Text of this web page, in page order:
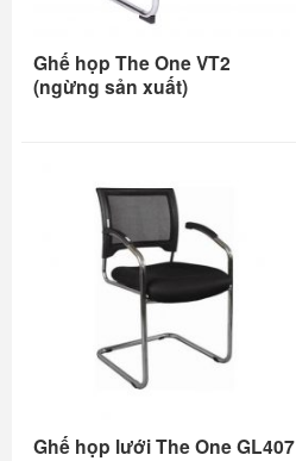
Ghế họp The One VT2
(ngừng sản xuất)
Ghế họp lưới The One GL407